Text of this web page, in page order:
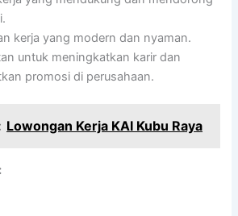
kerja yang modern dan nyaman.
untuk meningkatkan karir dan
promosi di perusahaan.
Lowongan Kerja KAI Kubu Raya